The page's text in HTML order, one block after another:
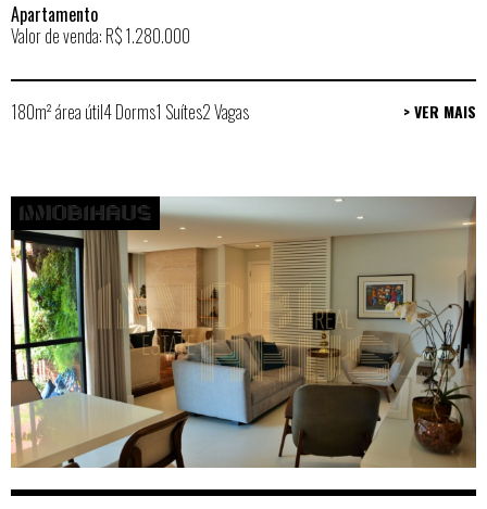
Apartamento
Valor de venda: R$ 1.280.000
180m² área útil4 Dorms1 Suítes2 Vagas > VER MAIS